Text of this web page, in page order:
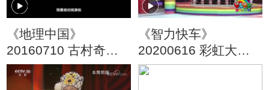
《地理中国》
20160710 古村奇宅
（下）
《智力快车》
20200616 彩虹大作
战